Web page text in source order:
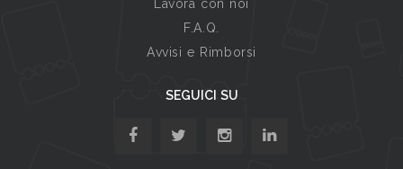
Lavora con noi
F.A.Q.
Avvisi e Rimborsi
SEGUICI SU